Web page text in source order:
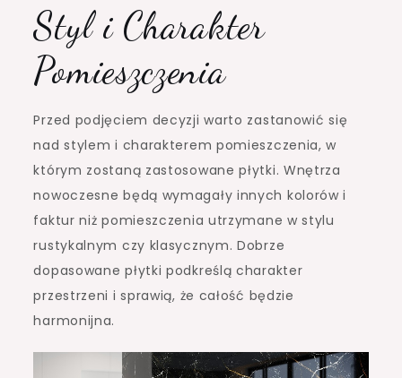
Styl i Charakter
Pomieszczenia
Przed podjęciem decyzji warto zastanowić się
nad stylem i charakterem pomieszczenia, w
którym zostaną zastosowane płytki. Wnętrza
nowoczesne będą wymagały innych kolorów i
faktur niż pomieszczenia utrzymane w stylu
rustykalnym czy klasycznym. Dobrze
dopasowane płytki podkreślą charakter
przestrzeni i sprawią, że całość będzie
harmonijna.